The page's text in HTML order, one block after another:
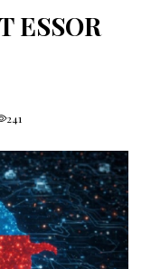
ESSOR
241